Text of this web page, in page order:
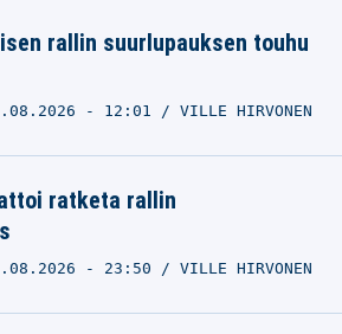
rallin suurlupauksen touhu
- 12:01 VILLE HIRVONEN
ratketa rallin
- 23:50 VILLE HIRVONEN